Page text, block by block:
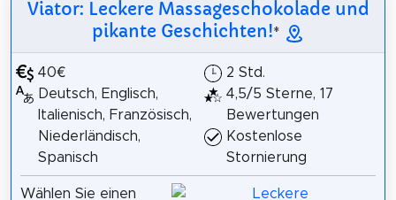
Viator: Leckere Massageschokolade und
pikante Geschichten!*
40€
Deutsch, Englisch,
Italienisch, Französisch,
Niederländisch,
Spanisch
2 Std.
4,5/5 Sterne, 17
Bewertungen
Kostenlose
Stornierung
Wählen Sie einen